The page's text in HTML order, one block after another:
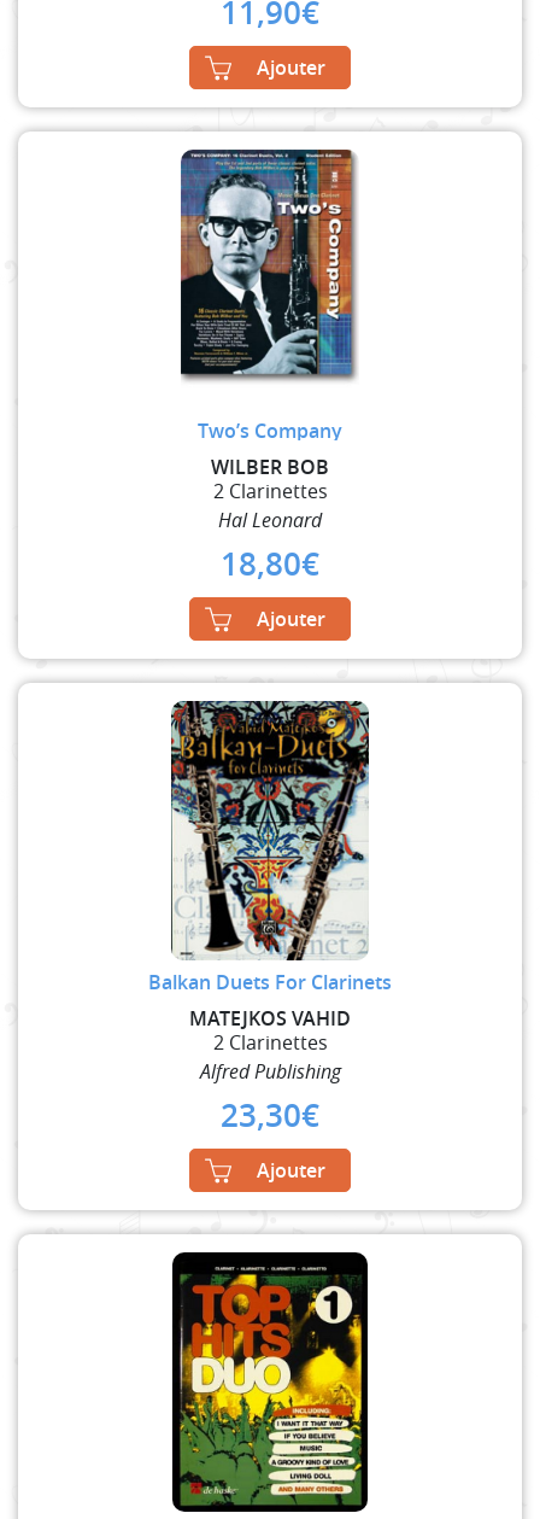
11,90€
Ajouter
Two’s Company
WILBER BOB
2 Clarinettes
Hal Leonard
18,80€
Ajouter
Balkan Duets For Clarinets
MATEJKOS VAHID
2 Clarinettes
Alfred Publishing
23,30€
Ajouter